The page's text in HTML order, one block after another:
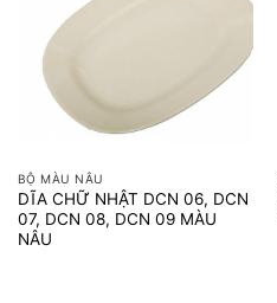
BỘ MÀU NÂU
DĨA CHỮ NHẬT DCN 06, DCN
07, DCN 08, DCN 09 MÀU
NÂU